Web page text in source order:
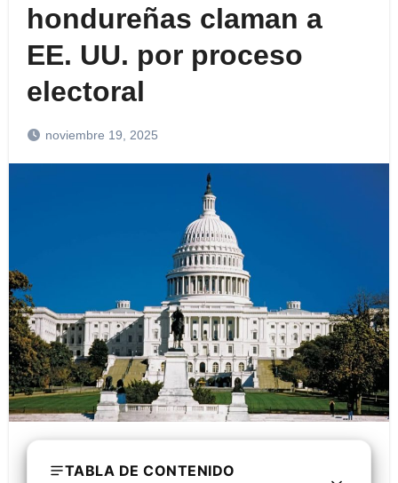
hondureñas claman a
EE. UU. por proceso
electoral
noviembre 19, 2025
TABLA DE CONTENIDO